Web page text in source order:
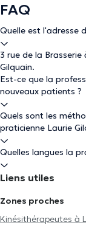
FAQ
Quelle est l'adresse
3 rue de la
Gilquain.
Est-ce que la
nouveaux patients ?
Quels sont les
praticienne Laurie
Quelles langues la
Liens utiles
Zones proches
Kinésithérapeutes à